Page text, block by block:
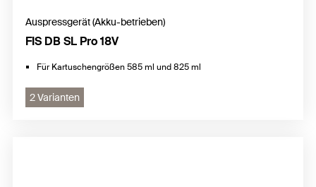
Auspressgerät (Akku-betrieben)
FIS DB SL Pro 18V
Für Kartuschengrößen 585 ml und 825 ml
2 Varianten